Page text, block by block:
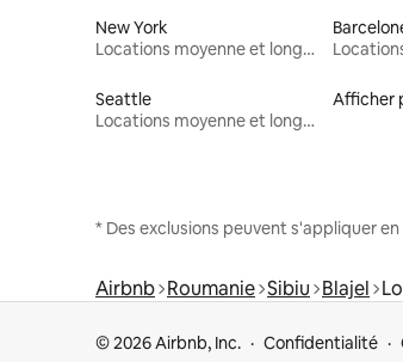
New York
Locations moyenne et longue durée
Seattle
Locations moyenne et longue durée
Afficher
* Des exclusions peuvent s'appliquer
Airbnb Roumanie Sibiu Blajel
© 2026 Airbnb, Inc. Confidentialité